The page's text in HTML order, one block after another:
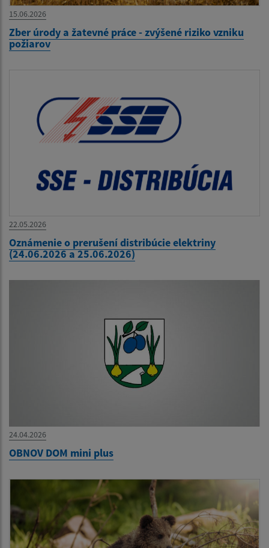
15.06.2026
Zber úrody a žatevné práce - zvýšené riziko vzniku
požiarov
22.05.2026
Oznámenie o prerušení distribúcie elektriny
(24.06.2026 a 25.06.2026)
24.04.2026
OBNOV DOM mini plus